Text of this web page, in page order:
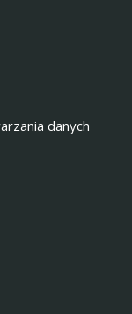
danych